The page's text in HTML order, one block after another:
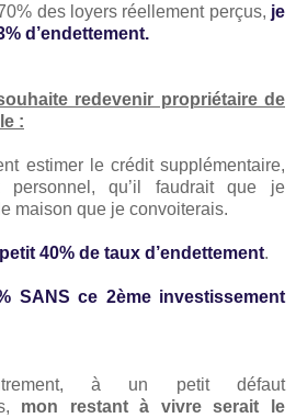
des loyers réellement perçus, je
d’endettement.
redevenir propriétaire de
:
estimer le crédit supplémentaire,
qu’il faudrait que je
maison que je convoiterais.
40% de taux d’endettement.
SANS ce 2ème investissement
à un petit défaut
mon restant à vivre serait le